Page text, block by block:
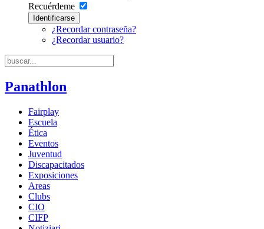
Recuérdeme
Identificarse
¿Recordar contraseña?
¿Recordar usuario?
Panathlon
Fairplay
Escuela
Ética
Eventos
Juventud
Discapacitados
Exposiciones
Areas
Clubs
CIO
CIFP